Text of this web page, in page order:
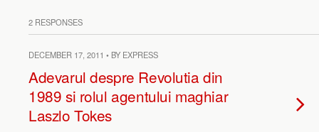
2 RESPONSES
DECEMBER 17, 2011 • BY EXPRESS
Adevarul despre Revolutia din
1989 si rolul agentului maghiar
Laszlo Tokes